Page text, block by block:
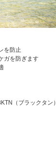
を防止
ガを防ぎます
（ブラックタン）